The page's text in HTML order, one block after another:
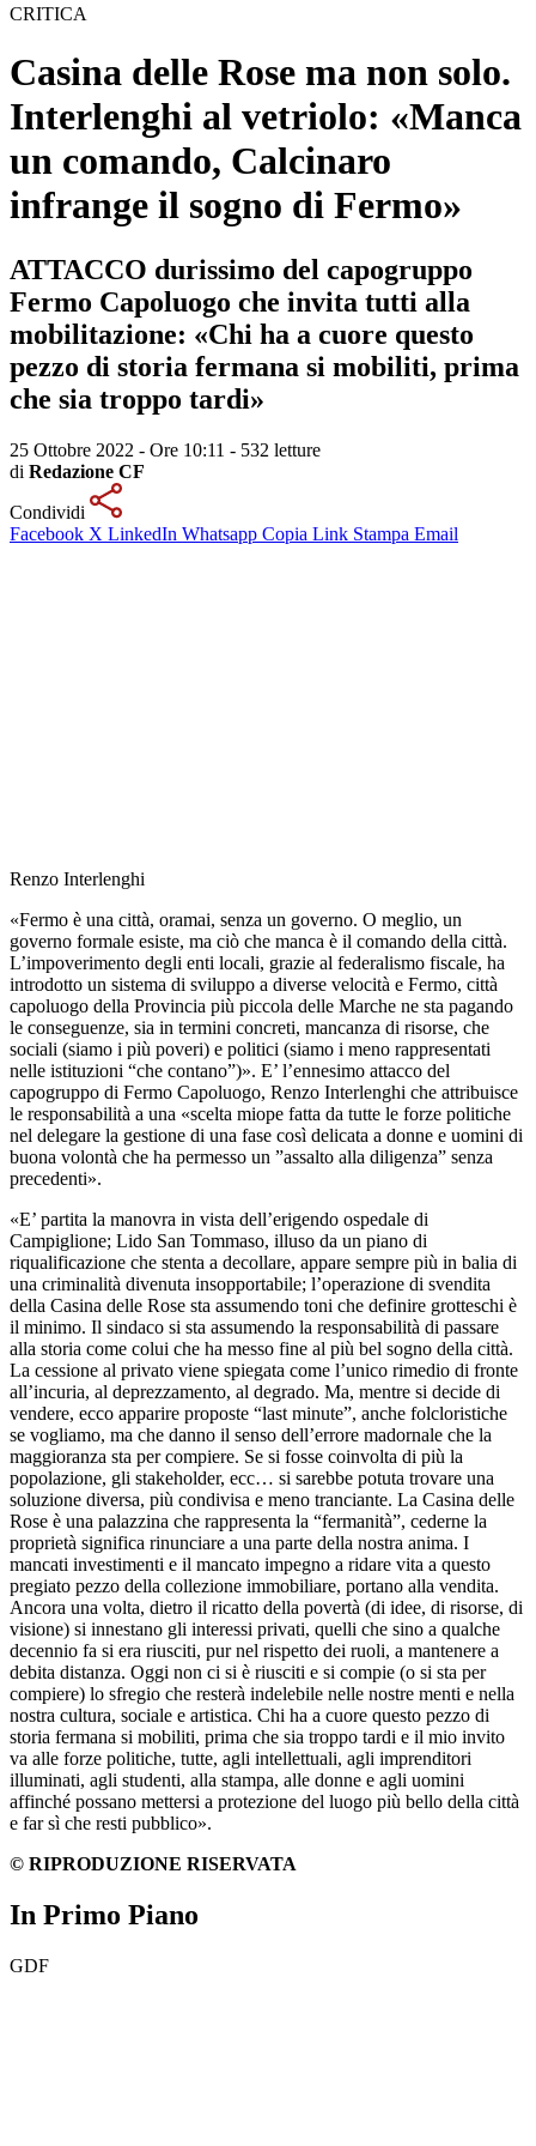
CRITICA
Casina delle Rose ma non solo.
Interlenghi al vetriolo: «Manca
un comando, Calcinaro
infrange il sogno di Fermo»
ATTACCO durissimo del capogruppo
Fermo Capoluogo che invita tutti alla
mobilitazione: «Chi ha a cuore questo
pezzo di storia fermana si mobiliti, prima
che sia troppo tardi»
25 Ottobre 2022 - Ore 10:11 - 532 letture
di Redazione CF
Condividi
Facebook X LinkedIn Whatsapp Copia Link Stampa Email
Renzo Interlenghi
«Fermo è una città, oramai, senza un governo. O meglio, un
governo formale esiste, ma ciò che manca è il comando della città.
L’impoverimento degli enti locali, grazie al federalismo fiscale, ha
introdotto un sistema di sviluppo a diverse velocità e Fermo, città
capoluogo della Provincia più piccola delle Marche ne sta pagando
le conseguenze, sia in termini concreti, mancanza di risorse, che
sociali (siamo i più poveri) e politici (siamo i meno rappresentati
nelle istituzioni “che contano”)». E’ l’ennesimo attacco del
capogruppo di Fermo Capoluogo, Renzo Interlenghi che attribuisce
le responsabilità a una «scelta miope fatta da tutte le forze politiche
nel delegare la gestione di una fase così delicata a donne e uomini di
buona volontà che ha permesso un ”assalto alla diligenza” senza
precedenti».
«E’ partita la manovra in vista dell’erigendo ospedale di
Campiglione; Lido San Tommaso, illuso da un piano di
riqualificazione che stenta a decollare, appare sempre più in balia di
una criminalità divenuta insopportabile; l’operazione di svendita
della Casina delle Rose sta assumendo toni che definire grotteschi è
il minimo. Il sindaco si sta assumendo la responsabilità di passare
alla storia come colui che ha messo fine al più bel sogno della città.
La cessione al privato viene spiegata come l’unico rimedio di fronte
all’incuria, al deprezzamento, al degrado. Ma, mentre si decide di
vendere, ecco apparire proposte “last minute”, anche folcloristiche
se vogliamo, ma che danno il senso dell’errore madornale che la
maggioranza sta per compiere. Se si fosse coinvolta di più la
popolazione, gli stakeholder, ecc… si sarebbe potuta trovare una
soluzione diversa, più condivisa e meno tranciante. La Casina delle
Rose è una palazzina che rappresenta la “fermanità”, cederne la
proprietà significa rinunciare a una parte della nostra anima. I
mancati investimenti e il mancato impegno a ridare vita a questo
pregiato pezzo della collezione immobiliare, portano alla vendita.
Ancora una volta, dietro il ricatto della povertà (di idee, di risorse, di
visione) si innestano gli interessi privati, quelli che sino a qualche
decennio fa si era riusciti, pur nel rispetto dei ruoli, a mantenere a
debita distanza. Oggi non ci si è riusciti e si compie (o si sta per
compiere) lo sfregio che resterà indelebile nelle nostre menti e nella
nostra cultura, sociale e artistica. Chi ha a cuore questo pezzo di
storia fermana si mobiliti, prima che sia troppo tardi e il mio invito
va alle forze politiche, tutte, agli intellettuali, agli imprenditori
illuminati, agli studenti, alla stampa, alle donne e agli uomini
affinché possano mettersi a protezione del luogo più bello della città
e far sì che resti pubblico».
© RIPRODUZIONE RISERVATA
In Primo Piano
GDF